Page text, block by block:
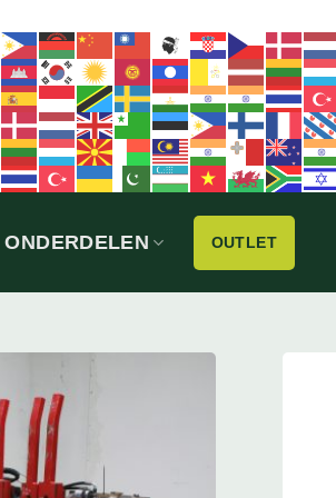
ONDERDELEN OUTLET